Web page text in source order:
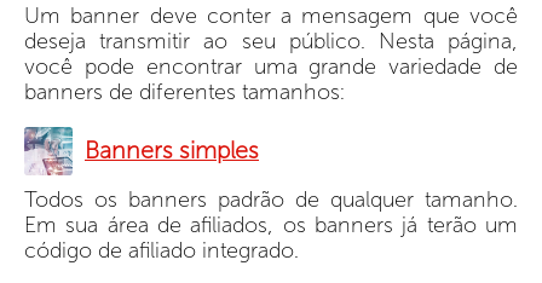
Um banner deve conter a mensagem que você
deseja transmitir ao seu público. Nesta página,
você pode encontrar uma grande variedade de
banners de diferentes tamanhos:
Banners simples
Todos os banners padrão de qualquer tamanho.
Em sua área de afiliados, os banners já terão um
código de afiliado integrado.